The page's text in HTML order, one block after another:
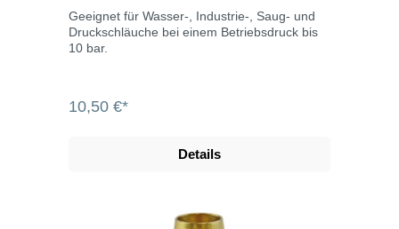
Geeignet für Wasser-, Industrie-, Saug- und
Druckschläuche bei einem Betriebsdruck bis
10 bar.
10,50 €*
Details